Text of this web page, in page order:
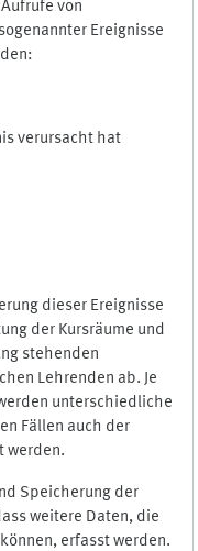
von
Ereignisse
verursacht hat
dieser Ereignisse
der Kursräume und
stehenden
Lehrenden ab. Je
unterschiedliche
Fällen auch der
werden.
Speicherung der
weitere Daten, die
erfasst werden.